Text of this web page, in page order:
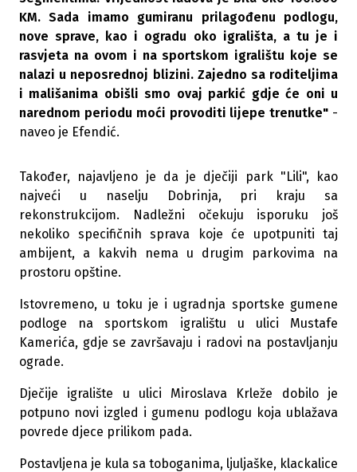
KM. Sada imamo gumiranu prilagođenu podlogu,
nove sprave, kao i ogradu oko igrališta, a tu je i
rasvjeta na ovom i na sportskom igralištu koje se
nalazi u neposrednoj blizini. Zajedno sa roditeljima
i mališanima obišli smo ovaj parkić gdje će oni u
narednom periodu moći provoditi lijepe trenutke" -
naveo je Efendić.
Također, najavljeno je da je dječiji park "Lili", kao
najveći u naselju Dobrinja, pri kraju sa
rekonstrukcijom. Nadležni očekuju isporuku još
nekoliko specifičnih sprava koje će upotpuniti taj
ambijent, a kakvih nema u drugim parkovima na
prostoru opštine.
Istovremeno, u toku je i ugradnja sportske gumene
podloge na sportskom igralištu u ulici Mustafe
Kamerića, gdje se završavaju i radovi na postavljanju
ograde.
Dječije igralište u ulici Miroslava Krleže dobilo je
potpuno novi izgled i gumenu podlogu koja ublažava
povrede djece prilikom pada.
Postavljena je kula sa toboganima, ljuljaške, klackalice